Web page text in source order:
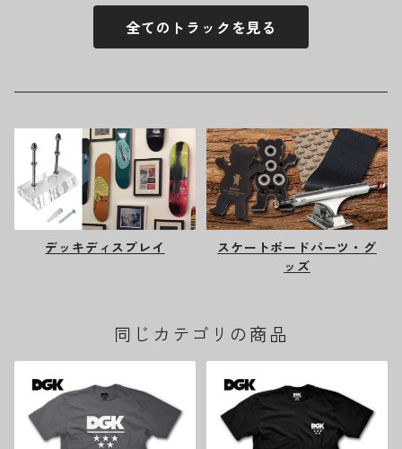
全てのトラックを見る
デッキディスプレイ
スケートボードパーツ・グ
ッズ
同じカテゴリの商品